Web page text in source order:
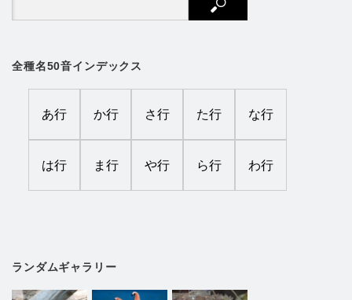
全種名50音インデックス
あ行 か行 さ行 た行 な行
は行 ま行 や行 ら行 わ行
ランダムギャラリー